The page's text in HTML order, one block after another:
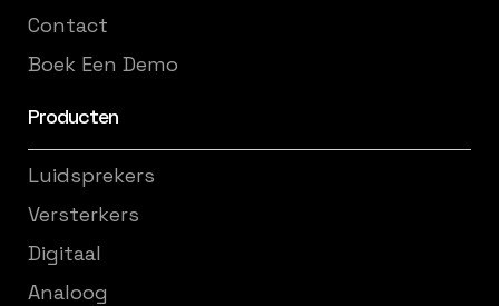
Contact
Boek Een Demo
Producten
Luidsprekers
Versterkers
Digitaal
Analoog